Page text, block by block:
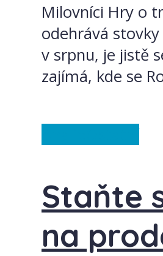
Milovníci Hry o
odehrává
v srpnu, je jistě
zajímá, kde se
Staňte
na